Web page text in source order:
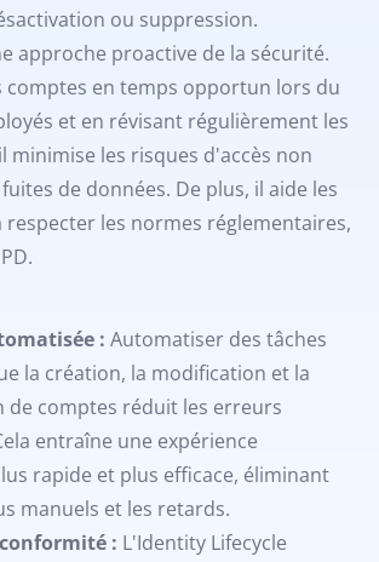
ou suppression.
approche proactive de la sécurité.
comptes en temps opportun lors du
et en révisant régulièrement les
minimise les risques d'accès non
de données. De plus, il aide les
respecter les normes réglementaires,
: Automatiser des tâches
la création, la modification et la
de comptes réduit les erreurs
entraîne une expérience
rapide et plus efficace, éliminant
manuels et les retards.
: L'Identity Lifecycle